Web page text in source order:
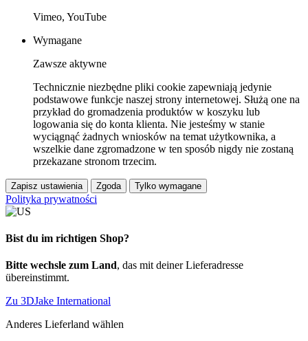
Vimeo, YouTube
Wymagane
Zawsze aktywne
Technicznie niezbędne pliki cookie zapewniają jedynie
podstawowe funkcje naszej strony internetowej. Służą one na
przykład do gromadzenia produktów w koszyku lub
logowania się do konta klienta. Nie jesteśmy w stanie
wyciągnąć żadnych wniosków na temat użytkownika, a
wszelkie dane zgromadzone w ten sposób nigdy nie zostaną
przekazane stronom trzecim.
Zapisz ustawienia Zgoda Tylko wymagane
Polityka prywatności
Bist du im richtigen Shop?
Bitte wechsle zum Land, das mit deiner Lieferadresse
übereinstimmt.
Zu 3DJake International
Anderes Lieferland wählen